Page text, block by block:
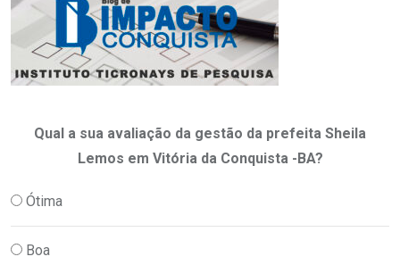
Qual a sua avaliação da gestão da prefeita Sheila
Lemos em Vitória da Conquista -BA?
Ótima
Boa